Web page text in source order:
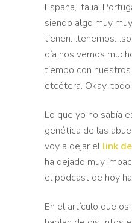
España, Italia,
siendo algo muy
día nos vemos
tiempo con nuestros
etcétera. Okay,
Lo que yo no sabía
genética de las
voy a dejar el link
ha dejado muy
el podcast de hoy
En el artículo que